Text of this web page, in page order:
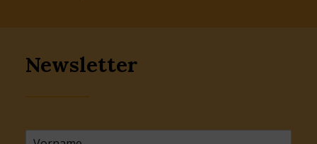
Newsletter